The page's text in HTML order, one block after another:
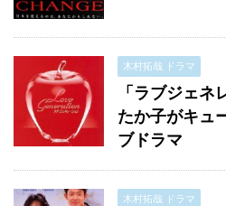
木村拓哉 ドラマ
「ラブジェネ
たか子がキュ
ブドラマ
木村拓哉 ドラマ